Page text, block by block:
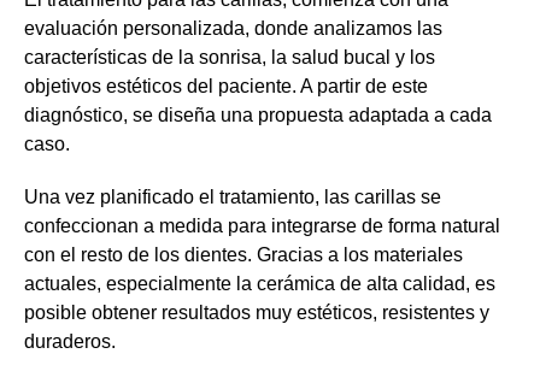
evaluación personalizada, donde analizamos las
características de la sonrisa, la salud bucal y los
objetivos estéticos del paciente. A partir de este
diagnóstico, se diseña una propuesta adaptada a cada
caso.
Una vez planificado el tratamiento, las carillas se
confeccionan a medida para integrarse de forma natural
con el resto de los dientes. Gracias a los materiales
actuales, especialmente la cerámica de alta calidad, es
posible obtener resultados muy estéticos, resistentes y
duraderos.